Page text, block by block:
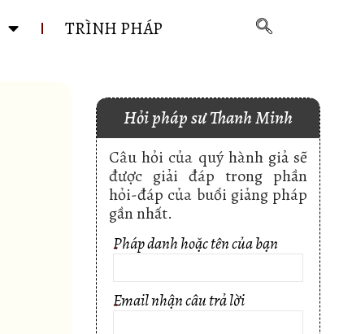
TRÌNH PHÁP
Hỏi pháp sư Thanh Minh
Câu hỏi của quý hành giả sẽ
được giải đáp trong phần
hỏi-đáp của buổi giảng pháp
gần nhất.
Pháp danh hoặc tên của bạn
*
Email nhận câu trả lời
*